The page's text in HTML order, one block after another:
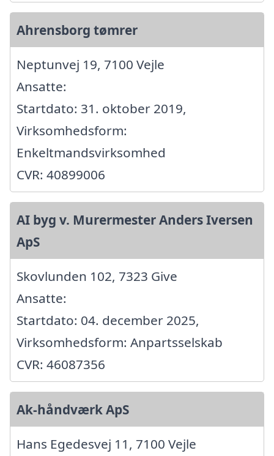
Ahrensborg tømrer
Neptunvej 19, 7100 Vejle
Ansatte:
Startdato: 31. oktober 2019,
Virksomhedsform:
Enkeltmandsvirksomhed
CVR: 40899006
AI byg v. Murermester Anders Iversen
ApS
Skovlunden 102, 7323 Give
Ansatte:
Startdato: 04. december 2025,
Virksomhedsform: Anpartsselskab
CVR: 46087356
Ak-håndværk ApS
Hans Egedesvej 11, 7100 Vejle